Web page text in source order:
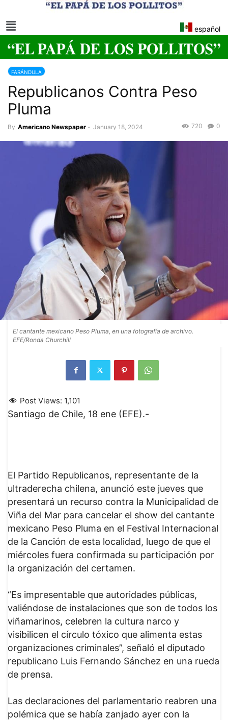
español
FARÁNDULA
Republicanos Contra Peso
Pluma
By Americano Newspaper - January 18, 2024 0
720
El cantante mexicano Peso Pluma, en una fotografía de archivo.
EFE/Ronda Churchill
Post Views: 1,101
Santiago de Chile, 18 ene (EFE).-
El Partido Republicanos, representante de la
ultraderecha chilena, anunció este jueves que
presentará un recurso contra la Municipalidad de
Viña del Mar para cancelar el show del cantante
mexicano Peso Pluma en el Festival Internacional
de la Canción de esta localidad, luego de que el
miércoles fuera confirmada su participación por
la organización del certamen.
“Es impresentable que autoridades públicas,
valiéndose de instalaciones que son de todos los
viñamarinos, celebren la cultura narco y
visibilicen el círculo tóxico que alimenta estas
organizaciones criminales”, señaló el diputado
republicano Luis Fernando Sánchez en una rueda
de prensa.
Las declaraciones del parlamentario reabren una
polémica que se había zanjado ayer con la